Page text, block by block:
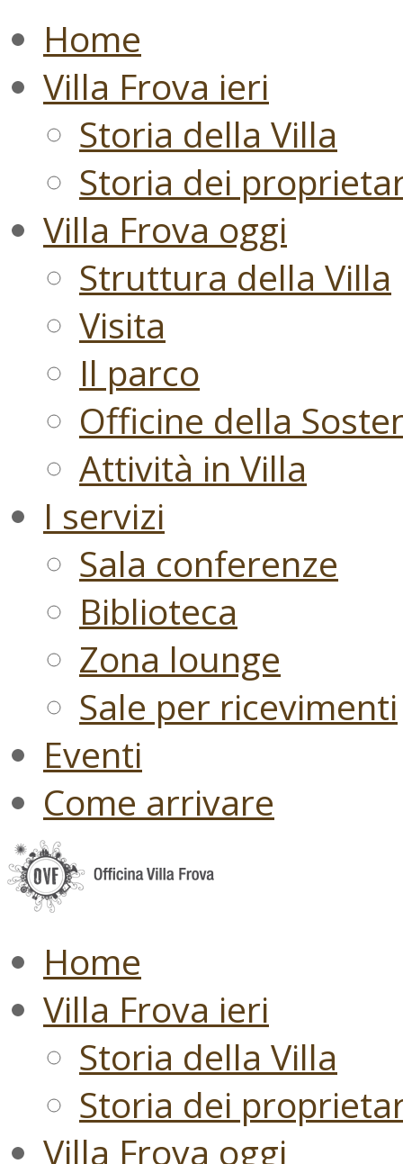
Home
Villa Frova ieri
Storia della Villa
Storia dei
Villa Frova oggi
Struttura della Villa
Visita
Il parco
Officine della
Attività in Villa
I servizi
Sala conferenze
Biblioteca
Zona lounge
Sale per ricevimenti
Eventi
Come arrivare
Home
Villa Frova ieri
Storia della Villa
Storia dei
Villa Frova oggi